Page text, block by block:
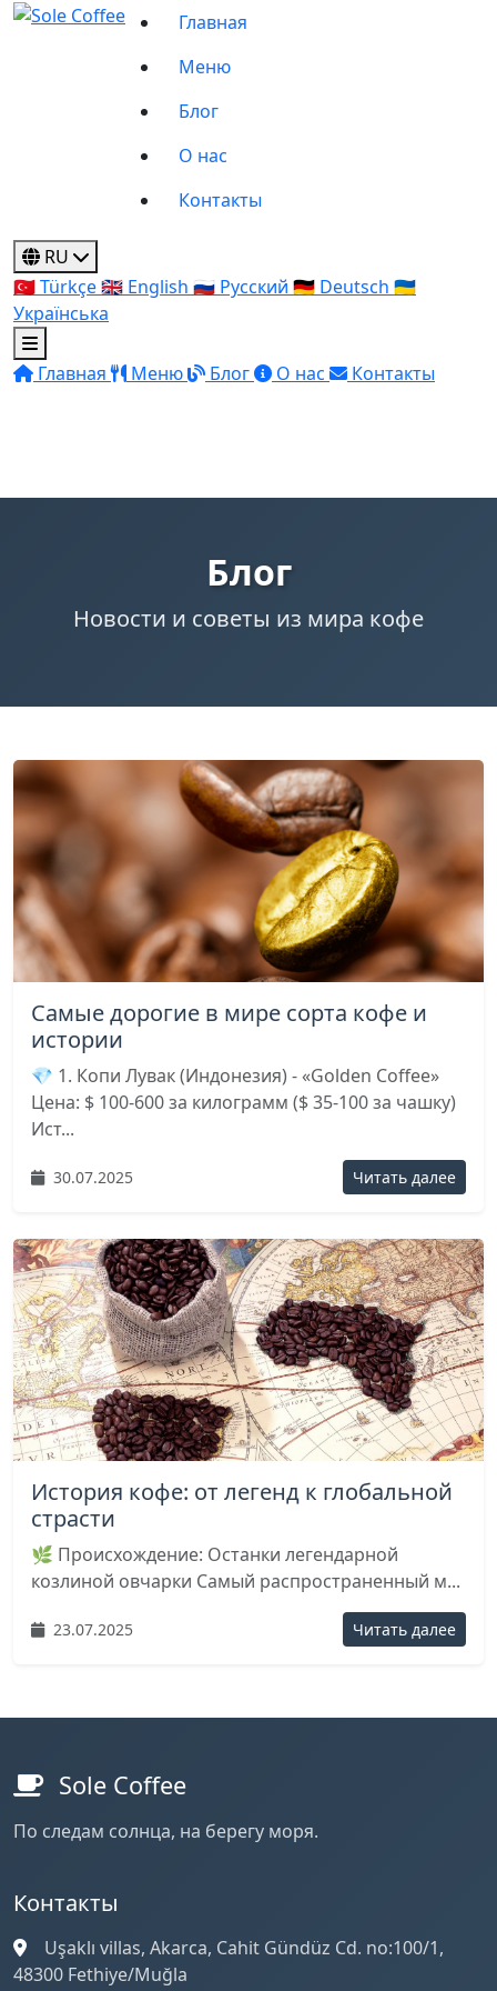
Главная
Меню
Блог
О нас
Контакты
RU
🇹🇷Türkçe🇬🇧 English 🇷🇺 Русский 🇩🇪 Deutsch 🇺🇦
Українська
Главная Меню Блог О нас Контакты
Блог
Новости и советы из мира кофе
Самые дорогие в мире сорта кофе и
истории
💎 1. Копи Лувак (Индонезия) - «Golden Coffee»
Цена: $ 100-600 за килограмм ($ 35-100 за чашку)
Ист...
30.07.2025 Читать далее
История кофе: от легенд к глобальной
страсти
🌿 Происхождение: Останки легендарной
козлиной овчарки Самый распространенный м...
23.07.2025 Читать далее
Sole Coffee
По следам солнца, на берегу моря.
Контакты
Uşaklı villas, Akarca, Cahit Gündüz Cd. no:100/1,
48300 Fethiye/Muğla